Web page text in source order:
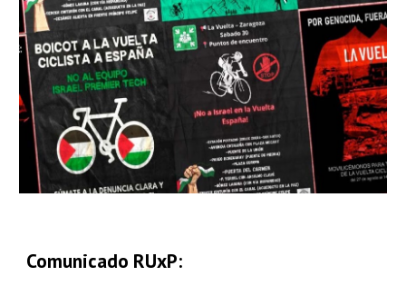
Comunicado RUxP: